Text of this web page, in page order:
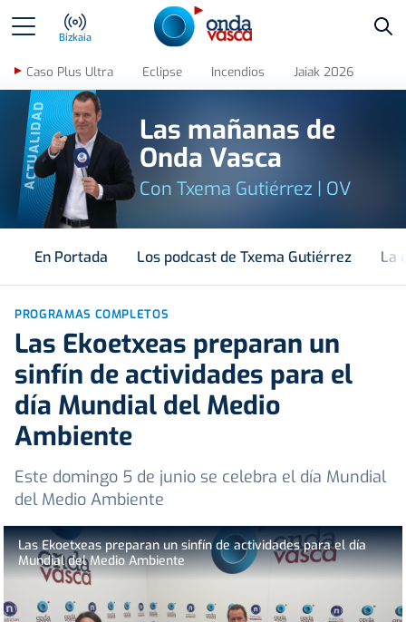
Bizkaia
Caso Plus Ultra Eclipse Incendios Jaiak 2026
ACTUALIDAD
Las mañanas de
Onda Vasca
Con Txema Gutiérrez | OV
En Portada Los podcast de Txema Gutiérrez La
PROGRAMAS COMPLETOS
Las Ekoetxeas preparan un
sinfín de actividades para el
día Mundial del Medio
Ambiente
Este domingo 5 de junio se celebra el día Mundial
del Medio Ambiente
Las Ekoetxeas preparan un sinfín de actividades para el día
Mundial del Medio Ambiente